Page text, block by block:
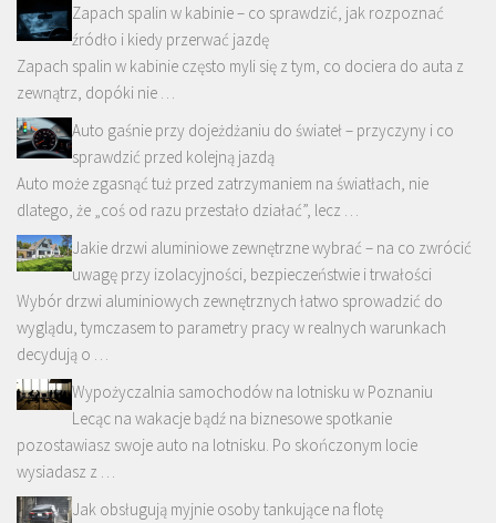
Zapach spalin w kabinie – co sprawdzić, jak rozpoznać
źródło i kiedy przerwać jazdę
Zapach spalin w kabinie często myli się z tym, co dociera do auta z
zewnątrz, dopóki nie …
Auto gaśnie przy dojeżdżaniu do świateł – przyczyny i co
sprawdzić przed kolejną jazdą
Auto może zgasnąć tuż przed zatrzymaniem na światłach, nie
dlatego, że „coś od razu przestało działać”, lecz …
Jakie drzwi aluminiowe zewnętrzne wybrać – na co zwrócić
uwagę przy izolacyjności, bezpieczeństwie i trwałości
Wybór drzwi aluminiowych zewnętrznych łatwo sprowadzić do
wyglądu, tymczasem to parametry pracy w realnych warunkach
decydują o …
Wypożyczalnia samochodów na lotnisku w Poznaniu
Lecąc na wakacje bądź na biznesowe spotkanie
pozostawiasz swoje auto na lotnisku. Po skończonym locie
wysiadasz z …
Jak obsługują myjnie osoby tankujące na flotę